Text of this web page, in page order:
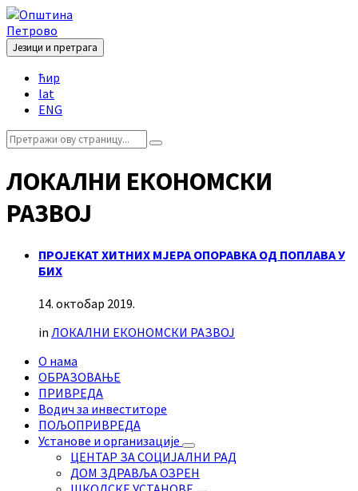
Skip
to
content
Skip
to
left
sidebar
Skip
to
footer
Језици и претрага
Choose
language:
ћир
lat
ENG
Search:
ЛОКАЛНИ ЕКОНОМСКИ
РАЗВОЈ
ПРОЈЕКАТ ХИТНИХ МЈЕРА ОПОРАВКА ОД ПОПЛАВА У
БИХ
14. октобар 2019.
in ЛОКАЛНИ ЕКОНОМСКИ РАЗВОЈ
О нама
ОБРАЗОВАЊЕ
ПРИВРЕДА
Водич за инвеститоре
ПОЉОПРИВРЕДА
Установе и организације
ЦЕНТАР ЗА СОЦИЈАЛНИ РАД
ДОМ ЗДРАВЉА ОЗРЕН